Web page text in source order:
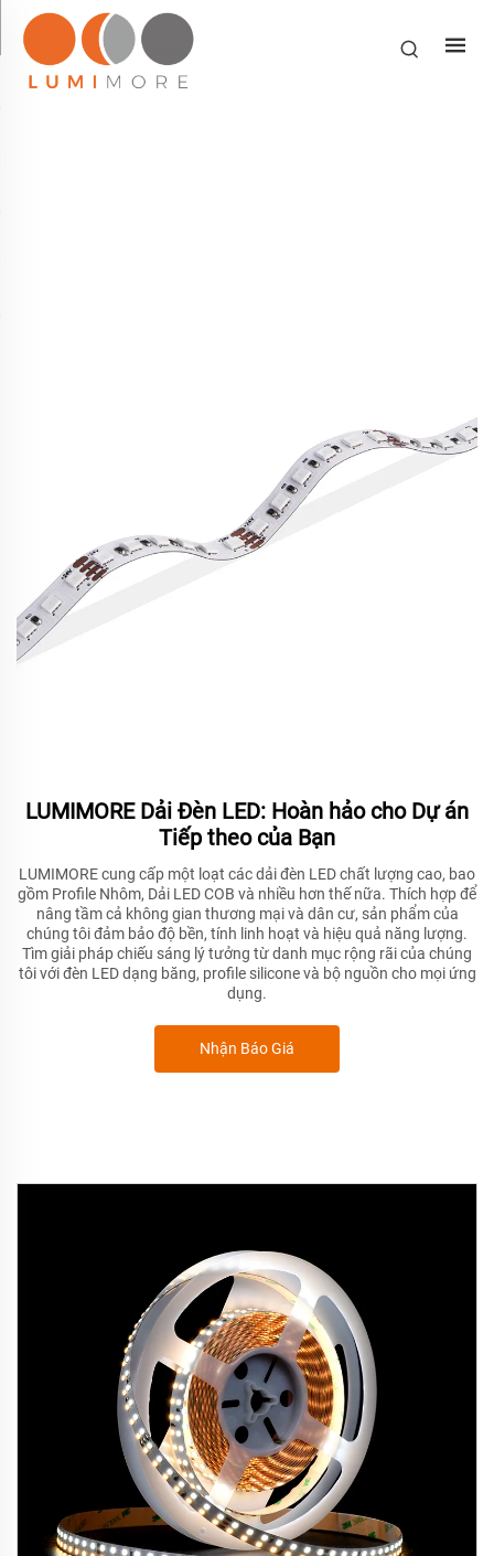
LUMIMORE Dải Đèn LED: Hoàn hảo cho Dự án
Tiếp theo của Bạn
LUMIMORE cung cấp một loạt các dải đèn LED chất lượng cao, bao
gồm Profile Nhôm, Dải LED COB và nhiều hơn thế nữa. Thích hợp để
nâng tầm cả không gian thương mại và dân cư, sản phẩm của
chúng tôi đảm bảo độ bền, tính linh hoạt và hiệu quả năng lượng.
Tìm giải pháp chiếu sáng lý tưởng từ danh mục rộng rãi của chúng
tôi với đèn LED dạng băng, profile silicone và bộ nguồn cho mọi ứng
dụng.
Nhận Báo Giá